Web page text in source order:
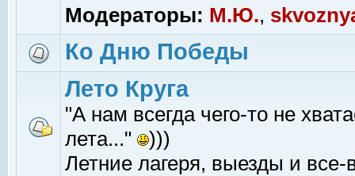
Модераторы: М.Ю.,
Ко Дню Победы
Лето Круга
"А нам всегда чего-то не
лета..."
)))
Летние лагеря, выезды и все-